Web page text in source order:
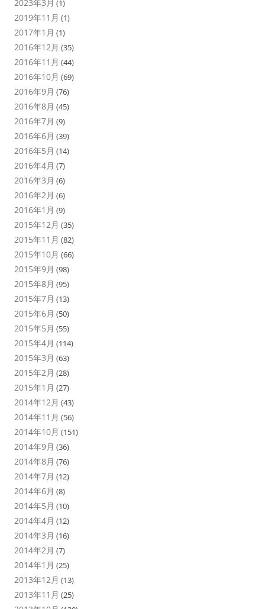
2023年3月 (1)
2019年11月 (1)
2017年1月 (1)
2016年12月 (35)
2016年11月 (44)
2016年10月 (69)
2016年9月 (76)
2016年8月 (45)
2016年7月 (9)
2016年6月 (39)
2016年5月 (14)
2016年4月 (7)
2016年3月 (6)
2016年2月 (6)
2016年1月 (9)
2015年12月 (35)
2015年11月 (82)
2015年10月 (66)
2015年9月 (98)
2015年8月 (95)
2015年7月 (13)
2015年6月 (50)
2015年5月 (55)
2015年4月 (114)
2015年3月 (63)
2015年2月 (28)
2015年1月 (27)
2014年12月 (43)
2014年11月 (56)
2014年10月 (151)
2014年9月 (36)
2014年8月 (76)
2014年7月 (12)
2014年6月 (8)
2014年5月 (10)
2014年4月 (12)
2014年3月 (16)
2014年2月 (7)
2014年1月 (25)
2013年12月 (13)
2013年11月 (25)